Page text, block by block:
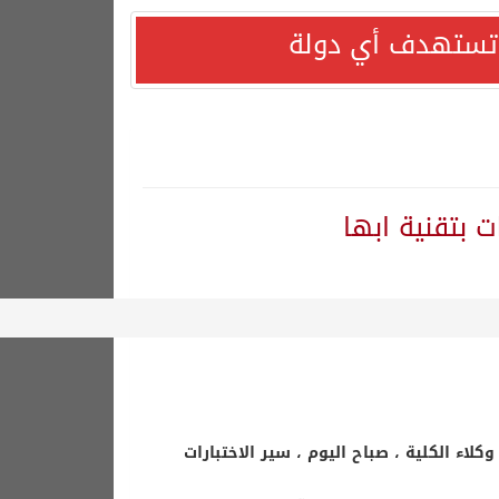
تستهدف أي دولة
الكلية ، صباح اليوم ، سير الاختبارات